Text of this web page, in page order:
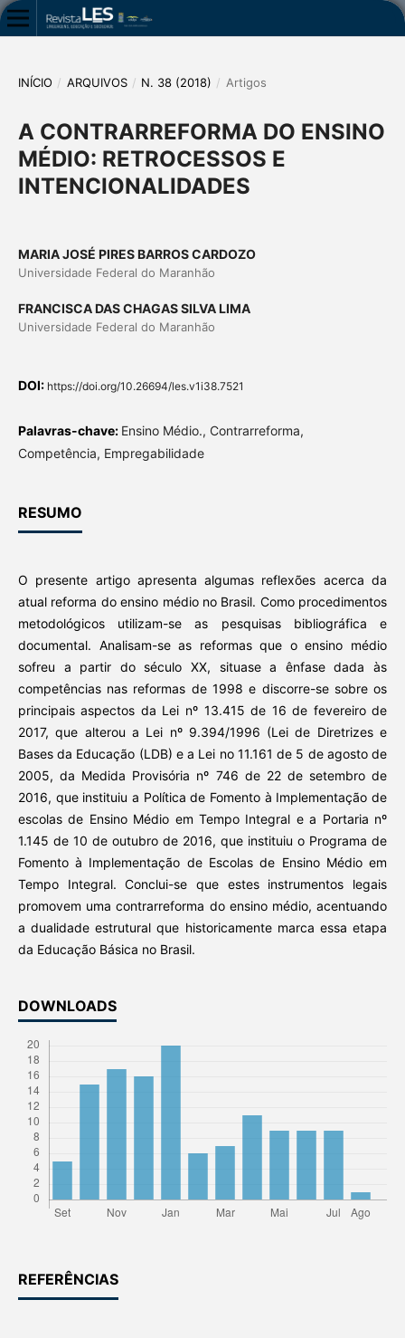
INÍCIO / ARQUIVOS / N. 38 (2018) / Artigos
A CONTRARREFORMA DO ENSINO
MÉDIO: RETROCESSOS E
INTENCIONALIDADES
MARIA JOSÉ PIRES BARROS CARDOZO
Universidade Federal do Maranhão
FRANCISCA DAS CHAGAS SILVA LIMA
Universidade Federal do Maranhão
DOI: https://doi.org/10.26694/les.v1i38.7521
Palavras-chave: Ensino Médio., Contrarreforma,
Competência, Empregabilidade
RESUMO
O presente artigo apresenta algumas reflexões acerca da
atual reforma do ensino médio no Brasil. Como procedimentos
metodológicos utilizam-se as pesquisas bibliográfica e
documental. Analisam-se as reformas que o ensino médio
sofreu a partir do século XX, situase a ênfase dada às
competências nas reformas de 1998 e discorre-se sobre os
principais aspectos da Lei nº 13.415 de 16 de fevereiro de
2017, que alterou a Lei nº 9.394/1996 (Lei de Diretrizes e
Bases da Educação (LDB) e a Lei no 11.161 de 5 de agosto de
2005, da Medida Provisória nº 746 de 22 de setembro de
2016, que instituiu a Política de Fomento à Implementação de
escolas de Ensino Médio em Tempo Integral e a Portaria nº
1.145 de 10 de outubro de 2016, que instituiu o Programa de
Fomento à Implementação de Escolas de Ensino Médio em
Tempo Integral. Conclui-se que estes instrumentos legais
promovem uma contrarreforma do ensino médio, acentuando
a dualidade estrutural que historicamente marca essa etapa
da Educação Básica no Brasil.
DOWNLOADS
REFERÊNCIAS